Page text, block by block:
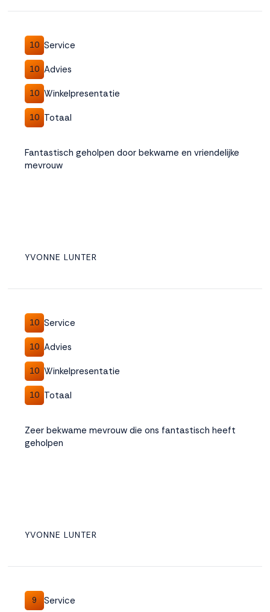
10 Service
10 Advies
10 Winkelpresentatie
10 Totaal
Fantastisch geholpen door bekwame en vriendelijke
mevrouw
YVONNE LUNTER
10 Service
10 Advies
10 Winkelpresentatie
10 Totaal
Zeer bekwame mevrouw die ons fantastisch heeft
geholpen
YVONNE LUNTER
9 Service